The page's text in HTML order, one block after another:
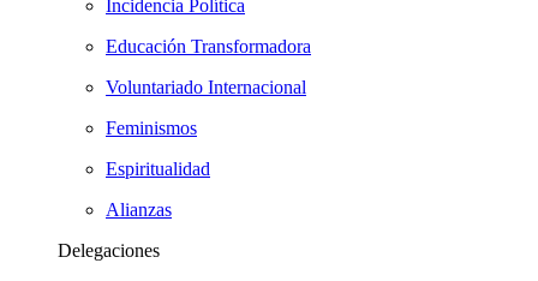
Incidencia Política
Educación Transformadora
Voluntariado Internacional
Feminismos
Espiritualidad
Alianzas
Delegaciones